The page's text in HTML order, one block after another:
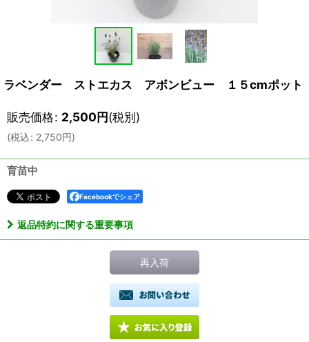
ラベンダー ストエカス アボンビュー １５cmポット
販売価格: 2,500円(税別)
(税込: 2,750円)
育苗中
Facebookでシェア
返品特約に関する重要事項
再入荷